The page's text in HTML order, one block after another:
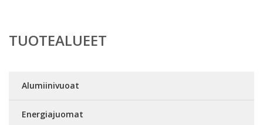
TUOTEALUEET
Alumiinivuoat
Energiajuomat